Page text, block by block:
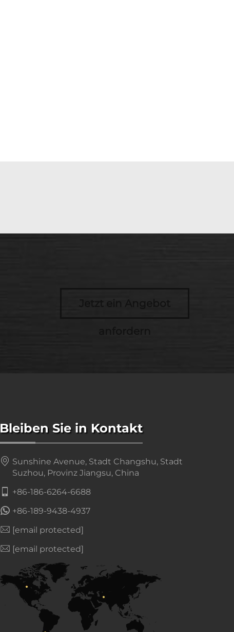
Jetzt ein Angebot
Bleiben Sie in Kontakt
Sunshine Avenue, Stadt Changshu, Stadt
Suzhou, Provinz Jiangsu, China
+86-186-6264-6688
+86-189-9438-4937
[email protected]
[email protected]